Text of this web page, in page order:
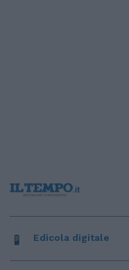
Edicola digitale